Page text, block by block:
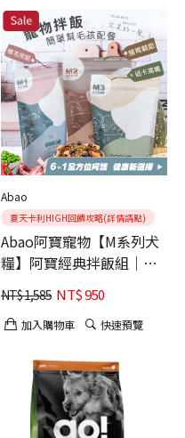
Abao
夏天卡利HIGH回饋攻略(詳情請點)
Abao阿寶寵物【M系列犬
糧】阿寶經典拌飯組｜犬
糧3包入(750g*3)
NT$1,585 NT$950
加入購物車 快速預覽